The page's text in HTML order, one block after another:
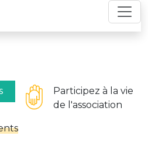
Participez à la vie
de l'association